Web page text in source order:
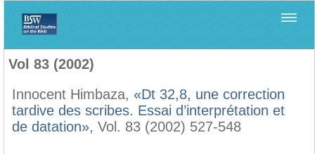
Vol 83 (2002)
Innocent Himbaza, «Dt 32,8, une correction
tardive des scribes. Essai d’interprétation et
de datation», Vol. 83 (2002) 527-548